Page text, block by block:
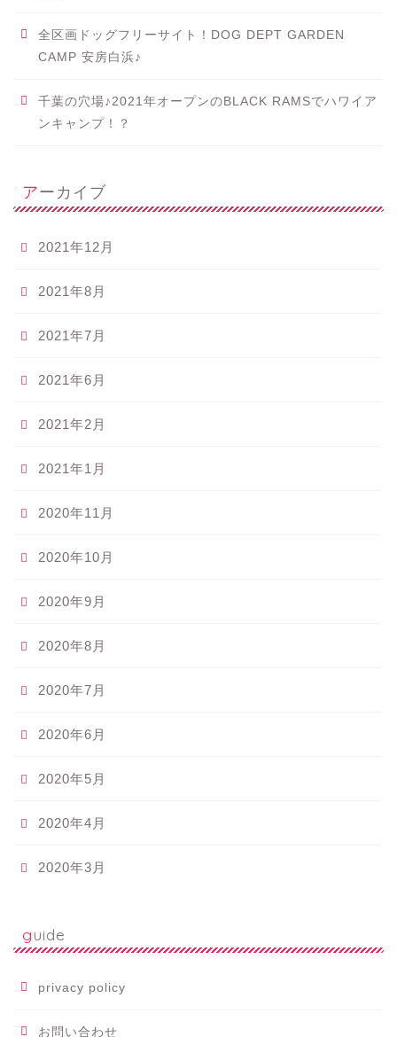
全区画ドッグフリーサイト！DOG DEPT GARDEN
CAMP 安房白浜♪
千葉の穴場♪2021年オープンのBLACK RAMSでハワイア
ンキャンプ！？
アーカイブ
2021年12月
2021年8月
2021年7月
2021年6月
2021年2月
2021年1月
2020年11月
2020年10月
2020年9月
2020年8月
2020年7月
2020年6月
2020年5月
2020年4月
2020年3月
guide
privacy policy
お問い合わせ